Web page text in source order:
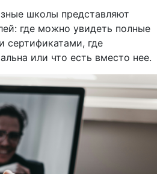
школы представляют
где можно увидеть полные
сертификатами, где
или что есть вместо нее.